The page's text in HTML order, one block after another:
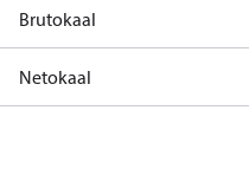
Brutokaal
Netokaal